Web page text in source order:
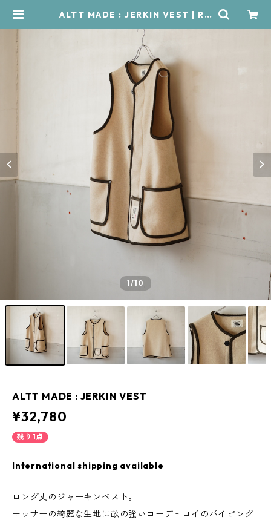
ALTT MADE : JERKIN VEST | RÜ
1/10
ALTT MADE : JERKIN VEST
¥32,780
残り1点
International shipping available
ロング丈のジャーキンベスト。
モッサーの綺麗な生地に畝の強いコーデュロイのパイピング